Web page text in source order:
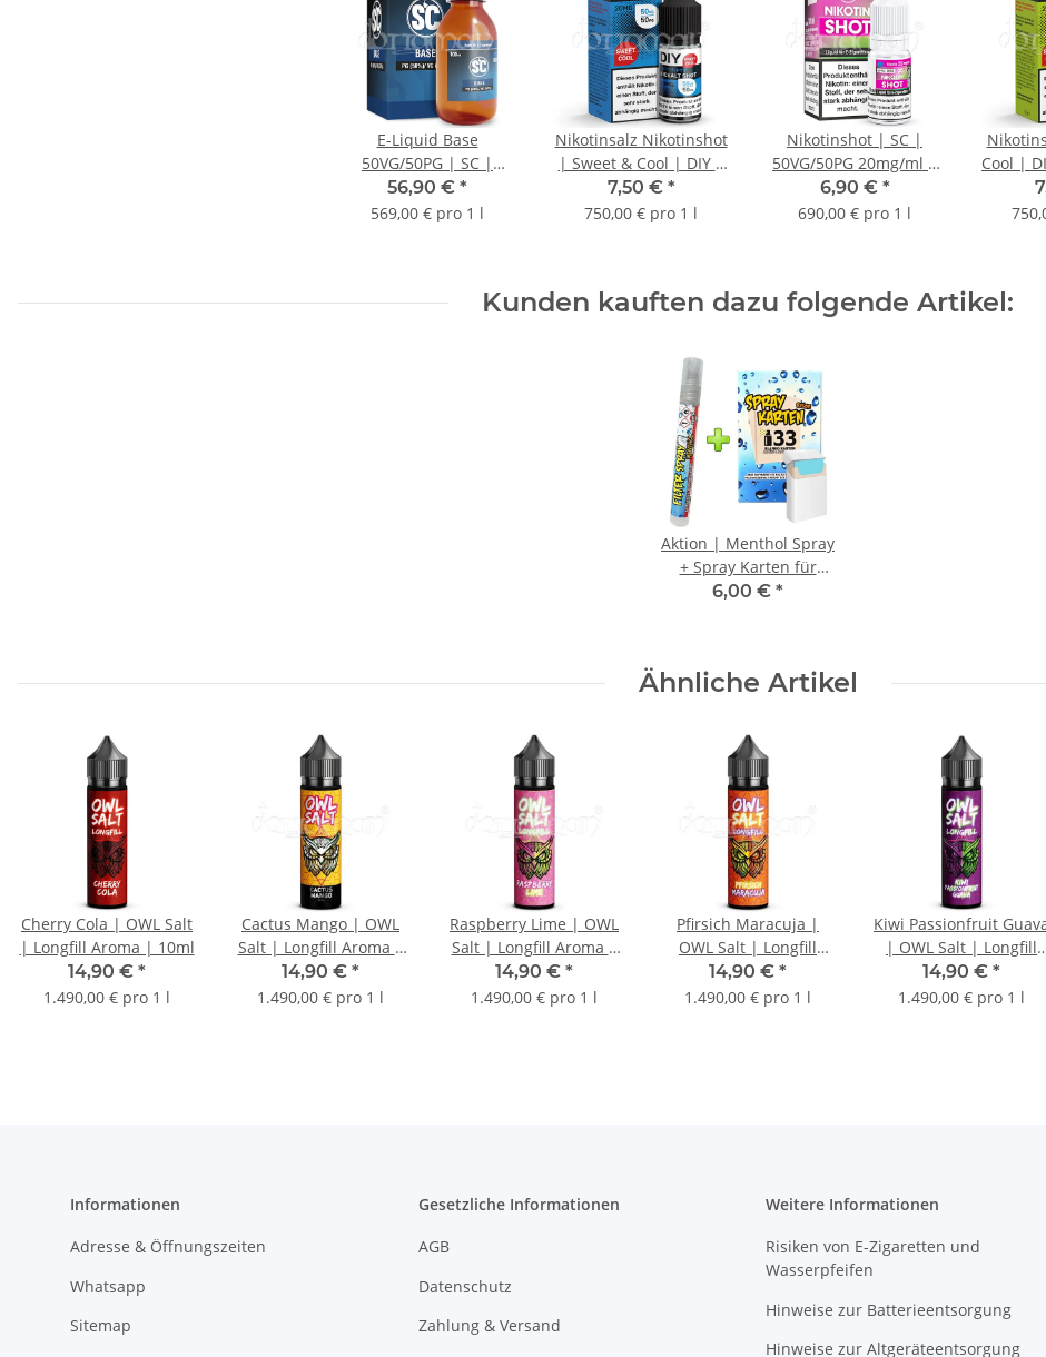
E-Liquid Base
50VG/50PG | SC |
Nikotinfrei | 100ml
56,90 € *
569,00 € pro 1 l
Nikotinsalz Nikotinshot
| Sweet & Cool | DIY |
50VG/50PG 20mg/ml |
10ml
7,50 € *
750,00 € pro 1 l
Nikotinshot | SC |
50VG/50PG 20mg/ml |
10ml
6,90 € *
690,00 € pro 1 l
Cool |
Kunden kauften dazu folgende Artikel:
Aktion | Menthol Spray
+ Spray Karten für
Zigarettenfilter | MHD
6,00 € *
Ähnliche Artikel
Cherry Cola | OWL Salt
| Longfill Aroma | 10ml
14,90 € *
1.490,00 € pro 1 l
Cactus Mango | OWL
Salt | Longfill Aroma |
10ml
14,90 € *
1.490,00 € pro 1 l
Raspberry Lime | OWL
Salt | Longfill Aroma |
10ml
14,90 € *
1.490,00 € pro 1 l
Pfirsich Maracuja |
OWL Salt | Longfill
Aroma | 10ml
14,90 € *
1.490,00 € pro 1 l
Kiwi Passionfruit
| OWL Salt | Longfill
Aroma | 10ml
14,90 € *
1.490,00 € pro 1 l
Informationen
Adresse & Öffnungszeiten
Whatsapp
Sitemap
Gesetzliche Informationen
AGB
Datenschutz
Zahlung & Versand
Weitere Informationen
Risiken von E-Zigaretten und
Wasserpfeifen
Hinweise zur Batterieentsorgung
Hinweise zur Altgeräteentsorgung